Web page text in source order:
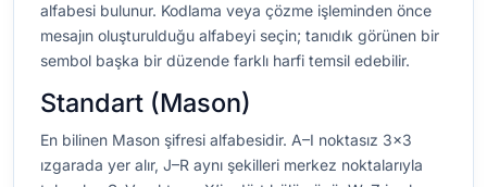
alfabesi bulunur. Kodlama veya çözme işleminden önce
mesajın oluşturulduğu alfabeyi seçin; tanıdık görünen bir
sembol başka bir düzende farklı harfi temsil edebilir.
Standart (Mason)
En bilinen Mason şifresi alfabesidir. A–I noktasız 3×3
ızgarada yer alır, J–R aynı şekilleri merkez noktalarıyla